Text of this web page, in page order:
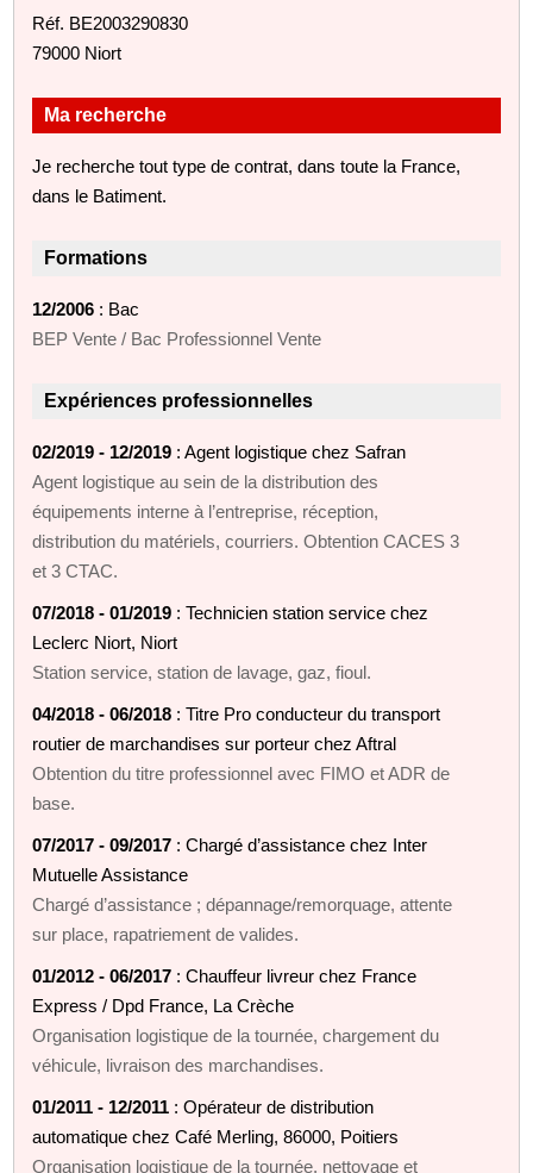
Réf. BE2003290830
79000 Niort
Ma recherche
Je recherche tout type de contrat, dans toute la France,
dans le Batiment.
Formations
12/2006 : Bac
BEP Vente / Bac Professionnel Vente
Expériences professionnelles
02/2019 - 12/2019 : Agent logistique chez Safran
Agent logistique au sein de la distribution des
équipements interne à l’entreprise, réception,
distribution du matériels, courriers. Obtention CACES 3
et 3 CTAC.
07/2018 - 01/2019 : Technicien station service chez
Leclerc Niort, Niort
Station service, station de lavage, gaz, fioul.
04/2018 - 06/2018 : Titre Pro conducteur du transport
routier de marchandises sur porteur chez Aftral
Obtention du titre professionnel avec FIMO et ADR de
base.
07/2017 - 09/2017 : Chargé d’assistance chez Inter
Mutuelle Assistance
Chargé d’assistance ; dépannage/remorquage, attente
sur place, rapatriement de valides.
01/2012 - 06/2017 : Chauffeur livreur chez France
Express / Dpd France, La Crèche
Organisation logistique de la tournée, chargement du
véhicule, livraison des marchandises.
01/2011 - 12/2011 : Opérateur de distribution
automatique chez Café Merling, 86000, Poitiers
Organisation logistique de la tournée, nettoyage et